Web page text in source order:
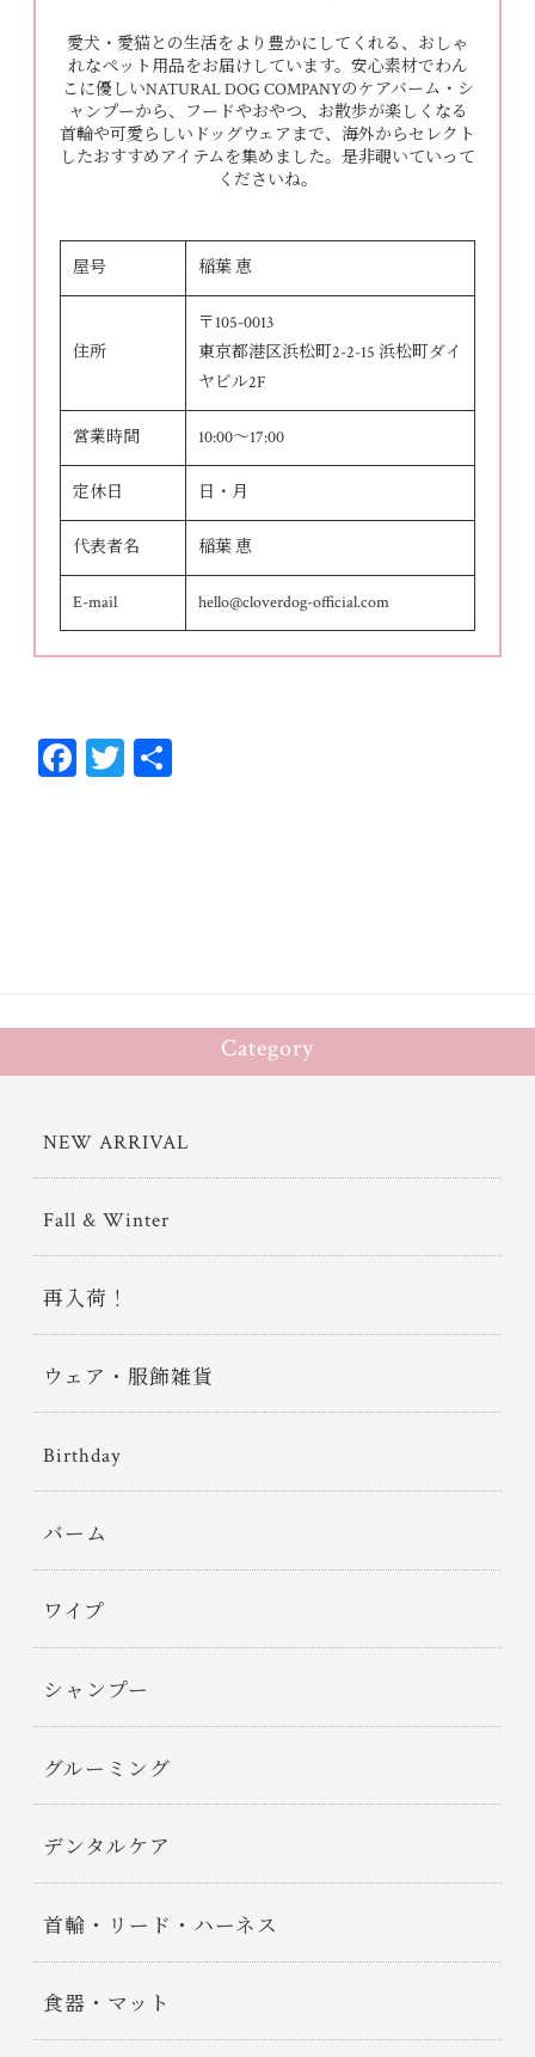
愛犬・愛猫との生活をより豊かにしてくれる、おしゃ
れなペット用品をお届けしています。安心素材でわん
こに優しいNATURAL DOG COMPANYのケアバーム・シ
ャンプーから、フードやおやつ、お散歩が楽しくなる
首輪や可愛らしいドッグウェアまで、海外からセレクト
したおすすめアイテムを集めました。是非覗いていって
くださいね。
屋号 稲葉 恵
住所
〒105-0013
東京都港区浜松町2-2-15 浜松町ダイ
ヤビル2F
営業時間 10:00～17:00
定休日 日・月
代表者名 稲葉 恵
E-mail hello@cloverdog-official.com
Fa T
Category
NEW ARRIVAL
Fall & Winter
再入荷！
ウェア・服飾雑貨
Birthday
バーム
ワイプ
シャンプー
グルーミング
デンタルケア
首輪・リード・ハーネス
食器・マット